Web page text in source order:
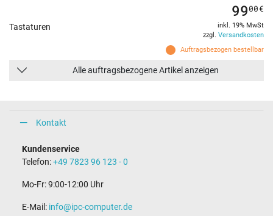
Tastaturen
Auftragsbezogen bestellbar
9900€
inkl. 19% MwSt
zzgl. Versandkosten
Alle auftragsbezogene Artikel anzeigen
Kontakt
Kundenservice
Telefon:+49 7823 96 123 - 0
Mo-Fr: 9:00-12:00 Uhr
E-Mail: info@ipc-computer.de